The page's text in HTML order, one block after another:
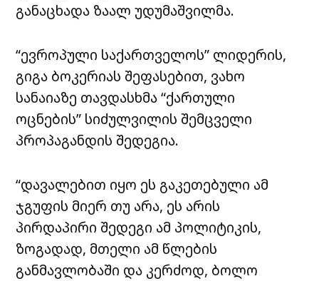
განაცხადა ზაალ უდუმაშვილმა.
“ევროპული საქართველოს” ლიდერის,
გიგა ბოკერიას შეფასებით, ვახო
სანაიაზე თავდასხმა “ქართული
ოცნების” სიძულვილის შემცველი
პროპაგანდის შედეგია.
“დავალებით იყო ეს გაკეთებული ამ
ჯგუფის მიერ თუ არა, ეს არის
პირდაპირი შედეგი ამ პოლიტიკის,
ზოგადად, მთელი ამ წლების
განმავლობაში და კერძოდ, ბოლო